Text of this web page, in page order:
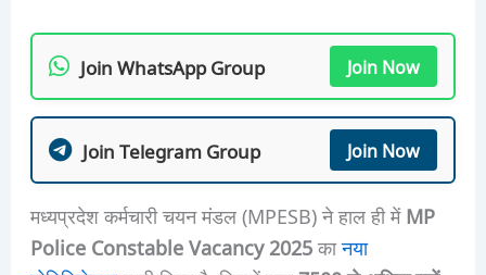
Join WhatsApp Group Join Now
Join Telegram Group Join Now
मध्यप्रदेश कर्मचारी चयन मंडल (MPESB) ने हाल ही मेंMP
Police Constable Vacancy 2025कानया